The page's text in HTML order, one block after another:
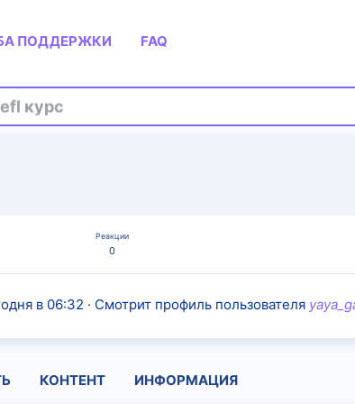
ПОДДЕРЖКИ FAQ
курс
Реакции
0
в 06:32 · Смотрит профиль пользователя
КОНТЕНТ ИНФОРМАЦИЯ